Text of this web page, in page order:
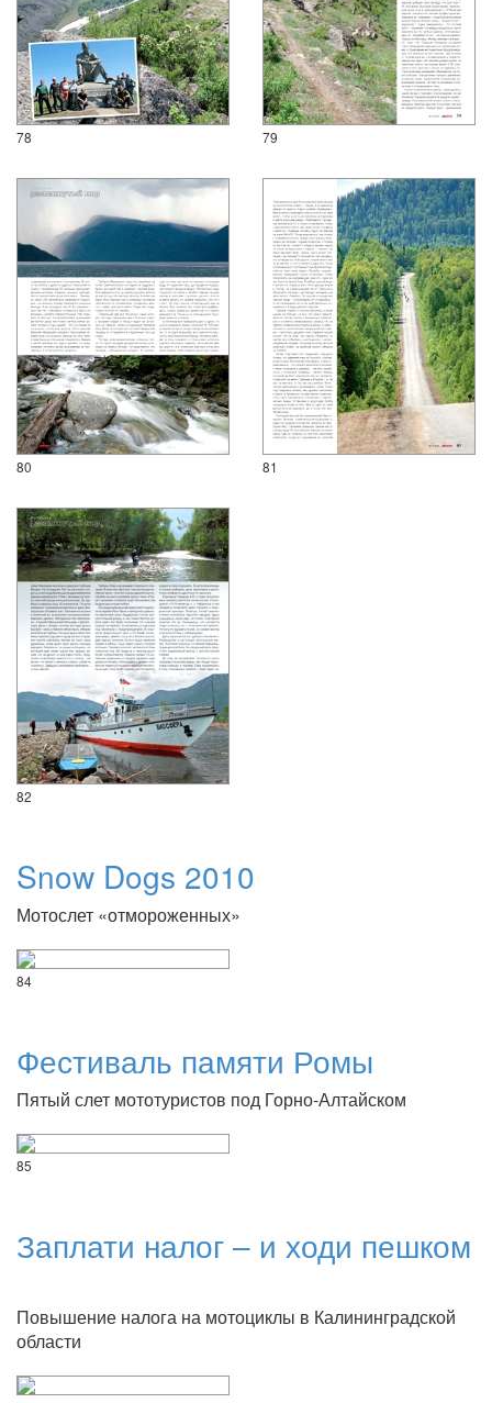
78 79
80 81
82
Snow Dogs 2010
Мотослет «отмороженных»
84
Фестиваль памяти Ромы
Пятый слет мототуристов под Горно-Алтайском
85
Заплати налог – и ходи пешком
Повышение налога на мотоциклы в Калининградской
области